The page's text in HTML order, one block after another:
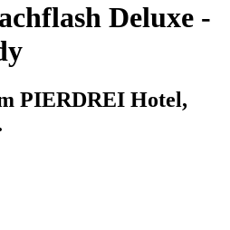
Deluxe -
PIERDREI Hotel,